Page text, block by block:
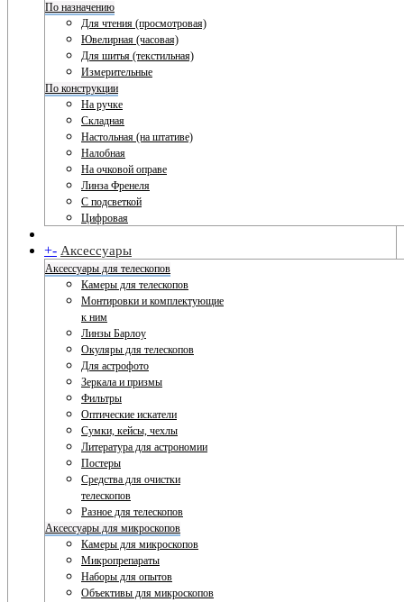
По назначению
Для чтения (просмотровая)
Ювелирная (часовая)
Для шитья (текстильная)
Измерительные
По конструкции
На ручке
Складная
Настольная (на штативе)
Налобная
На очковой оправе
Линза Френеля
С подсветкой
Цифровая
+- Аксессуары
Аксессуары для телескопов
Камеры для телескопов
Монтировки и комплектующие
к ним
Линзы Барлоу
Окуляры для телескопов
Для астрофото
Зеркала и призмы
Фильтры
Оптические искатели
Сумки, кейсы, чехлы
Литература для астрономии
Постеры
Средства для очистки
телескопов
Разное для телескопов
Аксессуары для микроскопов
Камеры для микроскопов
Микропрепараты
Наборы для опытов
Объективы для микроскопов